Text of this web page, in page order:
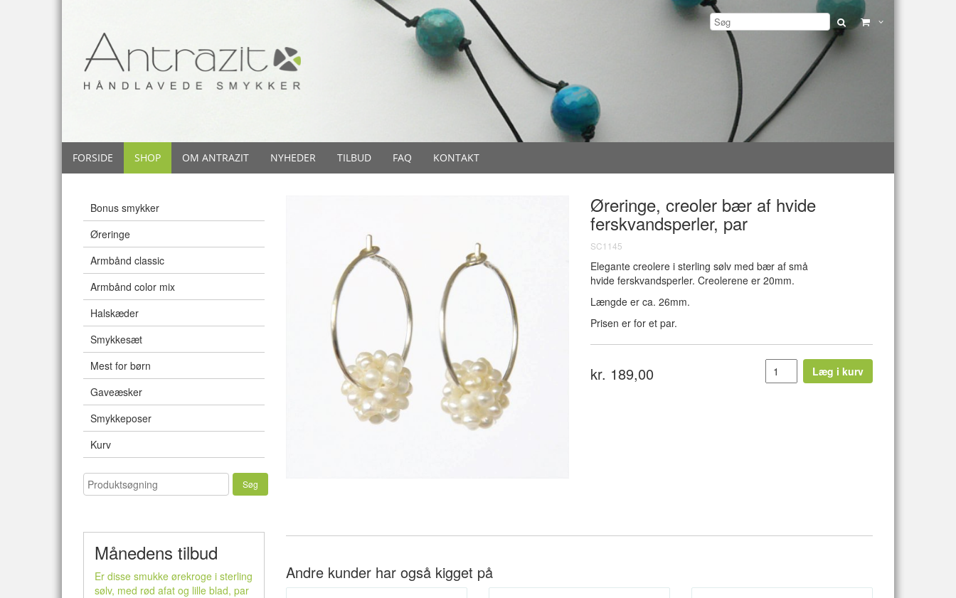
FORSIDE SHOP OM ANTRAZIT NYHEDER TILBUD FAQ KONTAKT
Bonus smykker
Øreringe
Armbånd classic
Armbånd color mix
Halskæder
Smykkesæt
Mest for børn
Gaveæsker
Smykkeposer
Kurv
Månedens tilbud
Er disse smukke ørekroge i sterling
sølv, med rød afat og lille blad, par
Øreringe, creoler bær af hvide
ferskvandsperler, par
SC1145
Elegante creolere i sterling sølv med bær af små
hvide ferskvandsperler. Creolerene er 20mm.
Længde er ca. 26mm.
Prisen er for et par.
kr. 189,00 Læg i kurv
Andre kunder har også kigget på